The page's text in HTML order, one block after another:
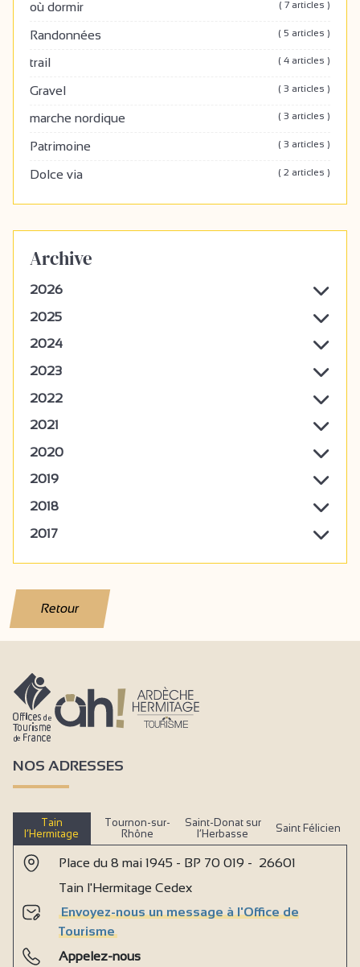
où dormir ( 7 articles )
Randonnées ( 5 articles )
trail ( 4 articles )
Gravel ( 3 articles )
marche nordique ( 3 articles )
Patrimoine ( 3 articles )
Dolce via ( 2 articles )
Archive
2026
2025
2024
2023
2022
2021
2020
2019
2018
2017
Retour
NOS ADRESSES
Tain
l’Hermitage
Tournon-sur-
Rhône
Saint-Donat sur
l’Herbasse
Saint Félicien
Place du 8 mai 1945 - BP 70 019 - 26601
Tain l'Hermitage Cedex
Envoyez-nous un message à l'Office de
Tourisme
Appelez-nous